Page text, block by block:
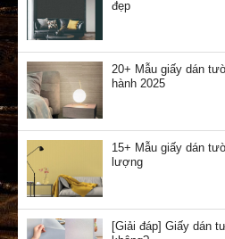
đẹp
20+ Mẫu giấy dán
hành 2025
15+ Mẫu giấy dán
lượng
[Giải đáp] Giấy dán